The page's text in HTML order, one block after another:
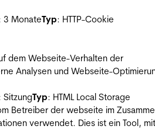
3 MonateTyp: HTTP-Cookie
dem Webseite-Verhalten der
Analysen und Webseite-
SitzungTyp: HTML Local Storage
Betreiber der webseite im
verwendet. Dies ist ein Tool,